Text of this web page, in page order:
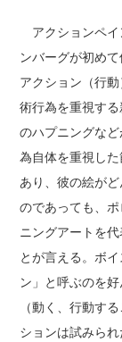
アクションペイ
ンバーグが初め
アクション（行
術行為を重視す
のハプニングな
為自体を重視し
あり、彼の絵が
のであっても、
ニングアートを
とが言える。ボ
ン」と呼ぶのを
（動く、行動す
ションは試みら